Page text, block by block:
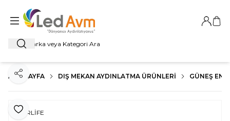
Ara
Giriş
ANA SAYFA DIŞ MEKAN AYDINLATMA ÜRÜNLERI GÜNEŞ
Favoriye Ekle
Paylaş
FORLİFE